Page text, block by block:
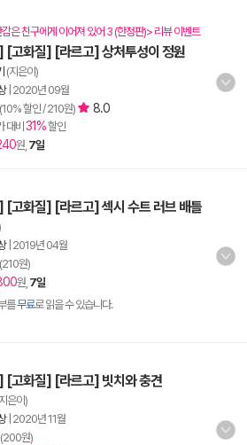
은 친구에게 이어져 있어 3 (한정판)> 리뷰 이벤트
[고화질] [라르고] 상처투성이 정원
(지은이)
| 2020년 09월
할인 / 210원) 8.0
대비 31%할인
원, 7일
[고화질] [라르고] 섹시 수트 러브 배틀
| 2019년 04월
원)
원, 7일
를무료로 읽을 수 있습니다.
[고화질] [라르고] 빗치와 충견
은이)
| 2020년 11월
원)